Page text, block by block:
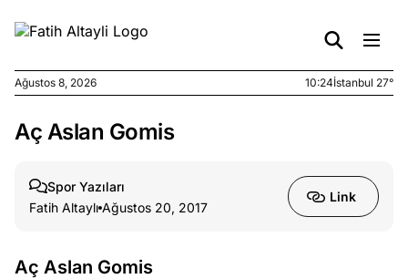
Ağustos
kirli
Ağustos 8, 2026 10:24İstanbul 27°
Aç Aslan Gomis
Spor Yazıları
Fatih Altaylı Ağustos 20, 2017
Link
Aç Aslan Gomis